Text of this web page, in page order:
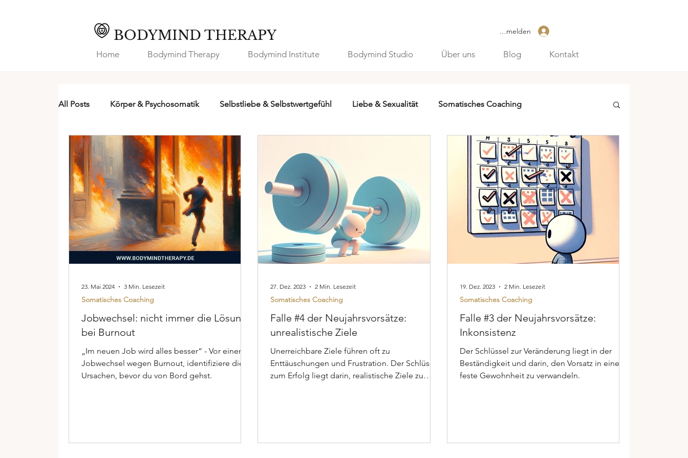
BODYMIND THERAPY
Home Bodymind Therapy Bodymind Institute Bodymind Studio Über uns Blog Kontakt
Anmelden
All Posts Körper & Psychosomatik Selbstliebe & Selbstwertgefühl Liebe & Sexualität Somatisches Coaching
Jobwechsel: nicht immer die Lösung
bei Burnout
„Im neuen Job wird alles besser“ - Vor einem
Jobwechsel wegen Burnout, identifiziere die
Ursachen, bevor du von Bord gehst.
Somatisches Coaching
23. Mai 2024 3 Min. Lesezeit
Falle #4 der Neujahrsvorsätze:
unrealistische Ziele
Unerreichbare Ziele führen oft zu
Enttäuschungen und Frustration. Der Schlüssel
zum Erfolg liegt darin, realistische Ziele zu
Somatisches Coaching
27. Dez. 2023 2 Min. Lesezeit
Falle #3 der Neujahrsvorsätze:
Inkonsistenz
Der Schlüssel zur Veränderung liegt in der
Beständigkeit und darin, den Vorsatz in eine
feste Gewohnheit zu verwandeln.
Somatisches Coaching
19. Dez. 2023 2 Min. Lesezeit